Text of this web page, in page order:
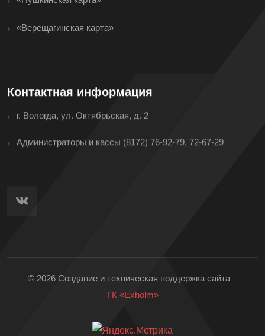
«Верещагинская карта»
Контактная информация
г. Вологда, ул. Октябрьская, д. 2
Администраторы и кассы (8172) 76-92-79, 72-67-29
© 2026 Создание и техническая поддержка сайта –
ГК «Exholm»